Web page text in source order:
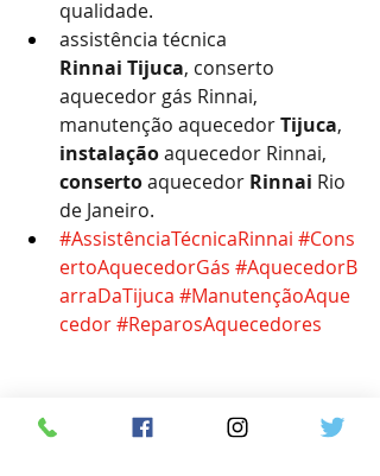
qualidade.
assistência técnica
Rinnai Tijuca, conserto
aquecedor gás Rinnai,
manutenção aquecedor Tijuca,
instalação aquecedor Rinnai,
conserto aquecedor Rinnai Rio
de Janeiro.
#AssistênciaTécnicaRinnai #Cons
ertoAquecedorGás #AquecedorB
arraDaTijuca #ManutençãoAque
cedor#ReparosAquecedores